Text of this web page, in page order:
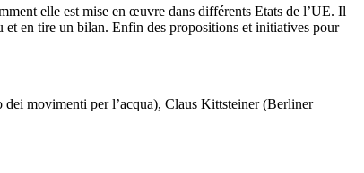
elle est mise en œuvre dans différents Etats de l’UE. Il
et en tire un bilan. Enfin des propositions et initiatives pour
movimenti per l’acqua), Claus Kittsteiner (Berliner